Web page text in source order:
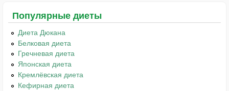
Популярные диеты
Диета Дюкана
Белковая диета
Гречневая диета
Японская диета
Кремлёвская диета
Кефирная диета